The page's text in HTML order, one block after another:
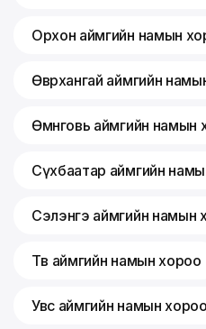
Орхон аймгийн намын
Өвөрхангай аймгийн
Өмнөговь аймгийн намын
Сүхбаатар аймгийн
Сэлэнгэ аймгийн намын
Төв аймгийн намын хороо
Увс аймгийн намын хороо